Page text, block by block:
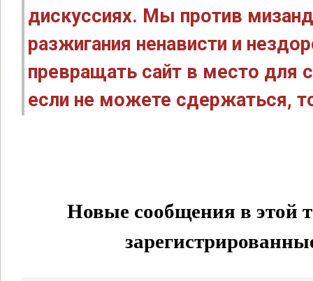
дискуссиях. Мы против
разжигания ненависти и
превращать сайт в место для
если не можете сдержаться,
Новые сообщения в этой